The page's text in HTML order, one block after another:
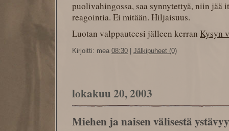
puolivahingossa, saa synnytettyä, niin jää
reagointia. Ei mitään. Hiljaisuus.
Luotan valppauteesi jälleen kerran Kysyn
Kirjoitti: mea 08:30 | Jälkipuheet (0)
lokakuu 20, 2003
Miehen ja naisen välisestä